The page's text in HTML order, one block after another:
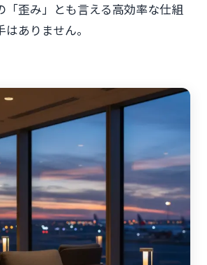
「歪み」とも言える高効率な仕組
ありません。